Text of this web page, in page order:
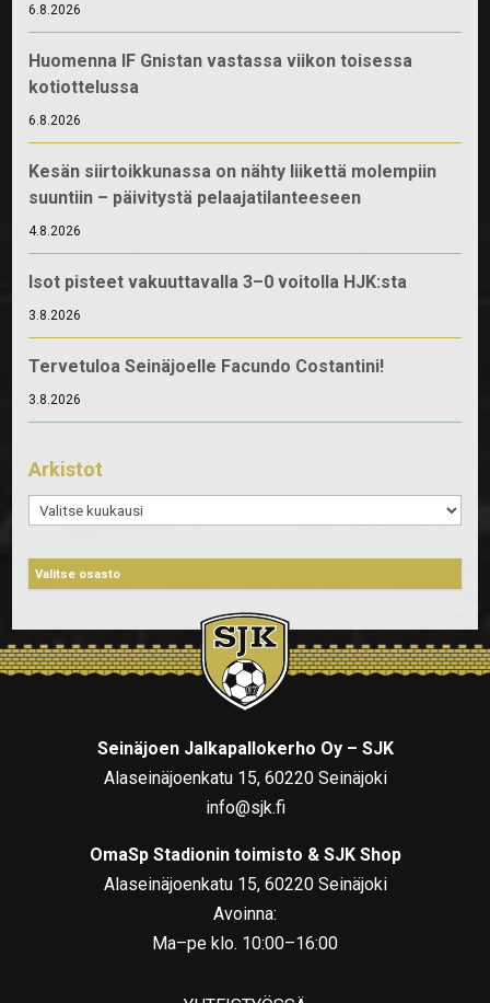
6.8.2026
Huomenna IF Gnistan vastassa viikon toisessa
kotiottelussa
6.8.2026
Kesän siirtoikkunassa on nähty liikettä molempiin
suuntiin – päivitystä pelaajatilanteeseen
4.8.2026
Isot pisteet vakuuttavalla 3–0 voitolla HJK:sta
3.8.2026
Tervetuloa Seinäjoelle Facundo Costantini!
3.8.2026
Arkistot
Arkistot
Seinäjoen Jalkapallokerho Oy – SJK
Alaseinäjoenkatu 15, 60220 Seinäjoki
info@sjk.fi
OmaSp Stadionin toimisto & SJK Shop
Alaseinäjoenkatu 15, 60220 Seinäjoki
Avoinna:
Ma–pe klo. 10:00–16:00